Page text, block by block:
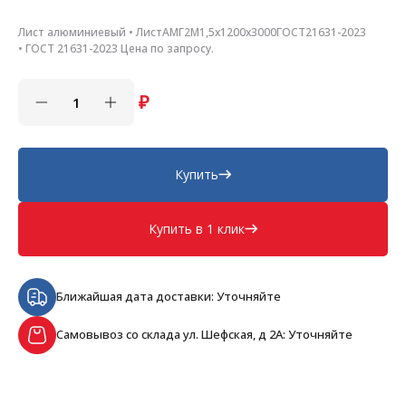
Лист алюминиевый • ЛистАМГ2М1,5х1200х3000ГОСТ21631-2023
• ГОСТ 21631-2023 Цена по запросу.
₽
Купить
Купить в 1 клик
Ближайшая дата доставки: Уточняйте
Самовывоз со склада ул. Шефская, д 2А: Уточняйте